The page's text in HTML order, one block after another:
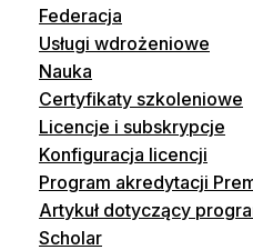
Federacja
Usługi wdrożeniowe
Nauka
Certyfikaty szkoleniowe
Licencje i subskrypcje
Konfiguracja licencji
Program akredytacji
Artykuł dotyczący
Scholar